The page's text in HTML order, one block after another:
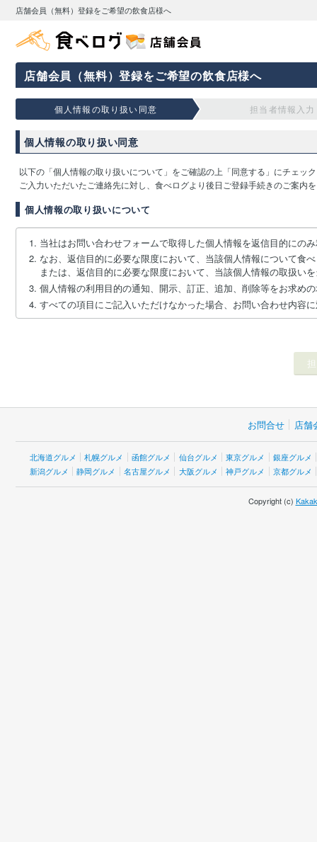
店舗会員（無料）登録をご希望の飲食店様へ
店舗会員（無料）登録をご希望の飲食店様へ
個人情報の取り扱い同意 担当者情報入力
個人情報の取り扱い同意
以下の「個人情報の取り扱いについて」をご確認の上「同意する」にチェッ
ご入力いただいたご連絡先に対し、食べログより後日ご登録手続きのご案内
個人情報の取り扱いについて
当社はお問い合わせフォームで取得した個人情報を返信目的にの
なお、返信目的に必要な限度において、当該個人情報について食
または、返信目的に必要な限度において、当該個人情報の取扱い
個人情報の利用目的の通知、開示、訂正、追加、削除等をお求め
すべての項目にご記入いただけなかった場合、お問い合わせ内容
お問合せ 店舗
北海道グルメ 札幌グルメ 函館グルメ 仙台グルメ 東京グルメ
銀座グルメ
新潟グルメ
静岡グルメ 名古屋グルメ 大阪グルメ 神戸グルメ 京都グルメ
Copyright (c)